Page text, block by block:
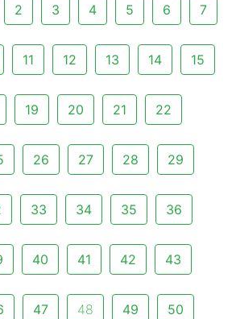
2 3 4 5 6 7
11 12 13 14 15
19 20 21 22
26 27 28 29
33 34 35 36
40 41 42 43
47 48 49 50